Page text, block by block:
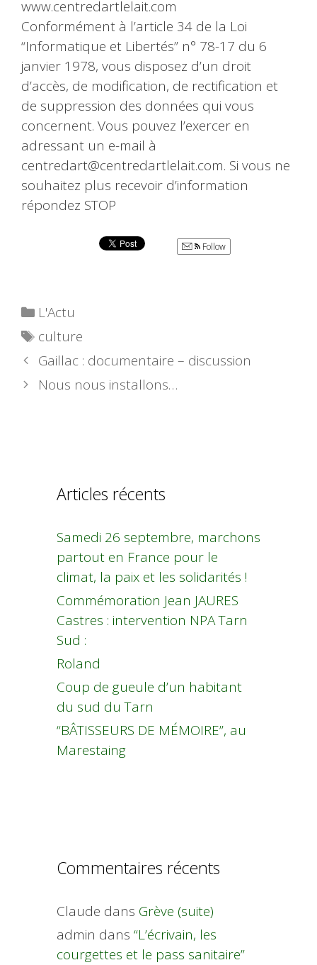
www.centredartlelait.com
Conformément à l’article 34 de la Loi
“Informatique et Libertés” n° 78-17 du 6
janvier 1978, vous disposez d’un droit
d’accès, de modification, de rectification et
de suppression des données qui vous
concernent. Vous pouvez l’exercer en
adressant un e-mail à
centredart@centredartlelait.com. Si vous ne
souhaitez plus recevoir d’information
répondez STOP
Follow
Catégories
L'Actu
Étiquettes
culture
Gaillac : documentaire – discussion
Nous nous installons…
Articles récents
Samedi 26 septembre, marchons
partout en France pour le
climat, la paix et les solidarités !
Commémoration Jean JAURES
Castres : intervention NPA Tarn
Sud :
Roland
Coup de gueule d’un habitant
du sud du Tarn
“BÂTISSEURS DE MÉMOIRE”, au
Marestaing
Commentaires récents
Claude dans Grève (suite)
admin dans “L’écrivain, les
courgettes et le pass sanitaire”